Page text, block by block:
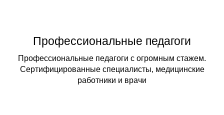
Профессиональные педагоги
Профессиональные педагоги с огромным стажем.
Сертифицированные специалисты, медицинские
работники и врачи